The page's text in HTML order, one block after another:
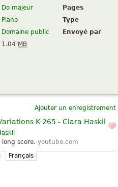
Do majeur Pages
Piano Type
Domaine public Envoyé par
1.04 MB
Ajouter un enregistrement
K 265 - Clara Haskil
long score. youtube.com
Français